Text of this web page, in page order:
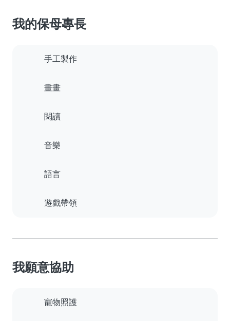
我的保母專長
手工製作
畫畫
閱讀
音樂
語言
遊戲帶領
我願意協助
寵物照護